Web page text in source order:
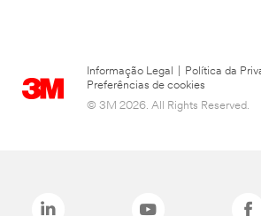
Informação Legal Política da
Preferências de cookies
© 3M 2026. All Rights Reserved.